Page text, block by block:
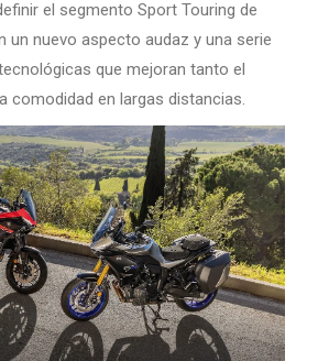
el segmento Sport Touring de
un nuevo aspecto audaz y una serie
que mejoran tanto el
comodidad en largas distancias.